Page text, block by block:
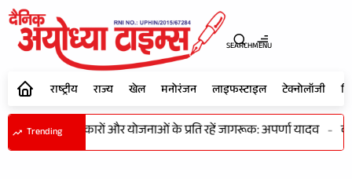
SEARCHMENU
राष्ट्रीय राज्य खेल मनोरंजन लाइफस्टाइल टेक्नोलॉजी
Trending
महिलाएं अधिकारों और योजनाओं के प्रति रहें जागरूक: अपर्णा यादव -